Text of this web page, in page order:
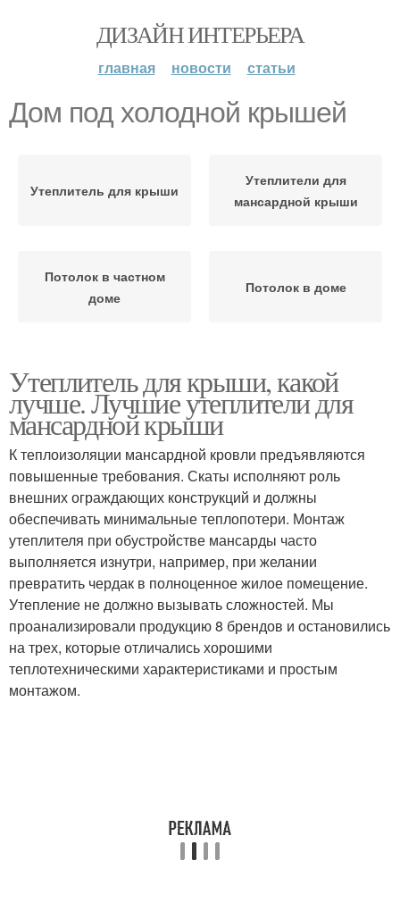
ДИЗАЙН ИНТЕРЬЕРА
главная новости статьи
Дом под холодной крышей
Утеплитель для крыши
Утеплители для
мансардной крыши
Потолок в частном
доме
Потолок в доме
Утеплитель для крыши, какой
лучше. Лучшие утеплители для
мансардной крыши
К теплоизоляции мансардной кровли предъявляются
повышенные требования. Скаты исполняют роль
внешних ограждающих конструкций и должны
обеспечивать минимальные теплопотери. Монтаж
утеплителя при обустройстве мансарды часто
выполняется изнутри, например, при желании
превратить чердак в полноценное жилое помещение.
Утепление не должно вызывать сложностей. Мы
проанализировали продукцию 8 брендов и остановились
на трех, которые отличались хорошими
теплотехническими характеристиками и простым
монтажом.